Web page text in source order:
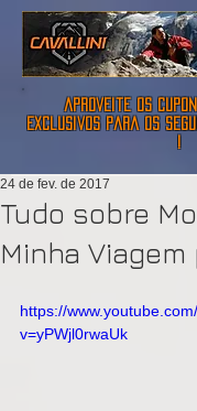
aproveite os
exclusivos para os
Tudo sobre
Minha
24 de fev. de 2017
https://
v=yPWjl0rwaUk